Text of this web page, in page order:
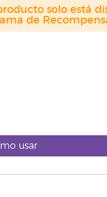
solo está
de
usar